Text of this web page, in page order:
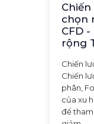
chọn
CFD
rộng
Chiến
Chiến
phân,
của xu
để